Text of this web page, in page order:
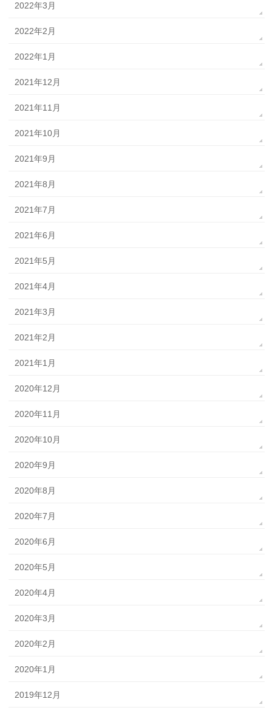
2022年3月
2022年2月
2022年1月
2021年12月
2021年11月
2021年10月
2021年9月
2021年8月
2021年7月
2021年6月
2021年5月
2021年4月
2021年3月
2021年2月
2021年1月
2020年12月
2020年11月
2020年10月
2020年9月
2020年8月
2020年7月
2020年6月
2020年5月
2020年4月
2020年3月
2020年2月
2020年1月
2019年12月